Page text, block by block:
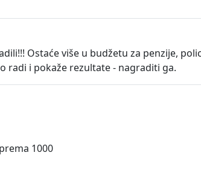
Ostaće više u budžetu za penzije,
radi i pokaže rezultate - nagraditi ga.
1000